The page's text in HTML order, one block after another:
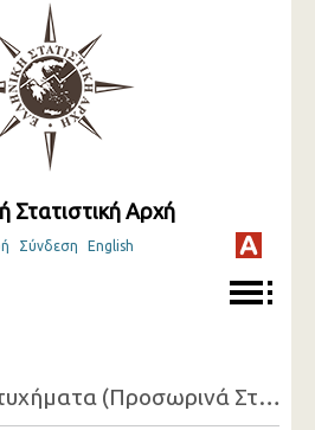
Στατιστική Αρχή
Σύνδεση English
Οδικά Τροχαία Ατυχήματα (Προσωρινά Στοιχεία)